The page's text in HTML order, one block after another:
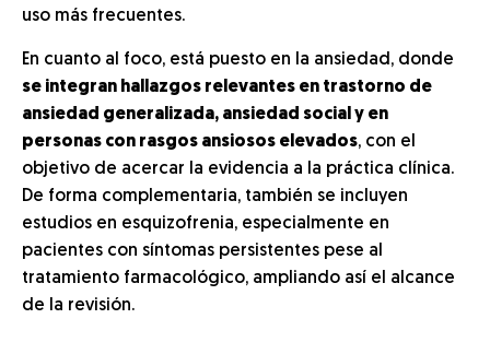
uso más frecuentes.
En cuanto al foco, está puesto en la ansiedad, donde
se integran hallazgos relevantes en trastorno de
ansiedad generalizada, ansiedad social y en
personas con rasgos ansiosos elevados, con el
objetivo de acercar la evidencia a la práctica clínica.
De forma complementaria, también se incluyen
estudios en esquizofrenia, especialmente en
pacientes con síntomas persistentes pese al
tratamiento farmacológico, ampliando así el alcance
de la revisión.